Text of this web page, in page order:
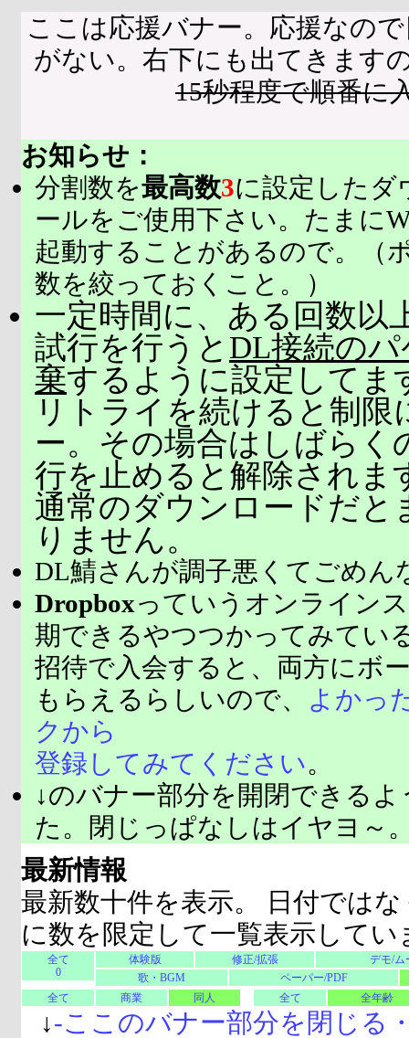
ここは応援バナー。応援なの
がない。右下にも出てきます
15秒程度で順番に
お知らせ：
分割数を最高数3に設定したダ
ールをご使用下さい。たまに
起動することがあるので。（
数を絞っておくこと。）
一定時間に、ある回数以
試行を行うと DL接続の
棄するように設定してま
リトライを続けると制限
ー。その場合はしばらく
行を止めると解除されま
通常のダウンロードだと
りません。
DL鯖さんが調子悪くてごめん
Dropboxっていうオンライン
期できるやつつかってみてい
招待で入会すると、両方にボ
もらえるらしいので、
よかっ
クから
登録してみてください。
↓のバナー部分を開閉できる
た。閉じっぱなしはイヤヨ～
最新情報
最新数十件を表示。 日付では
に数を限定して一覧表示してい
全て
0
体験版 修正/拡張
デモ/ム
歌・BGM
ペーパー/PDF
全て
商業 同人 全て 全年齢
↓-ここのバナー部分を閉じる